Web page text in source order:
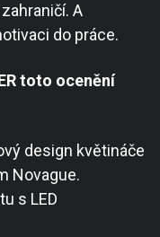
A
do práce.
toto ocenění
design květináče
Novague.
s LED